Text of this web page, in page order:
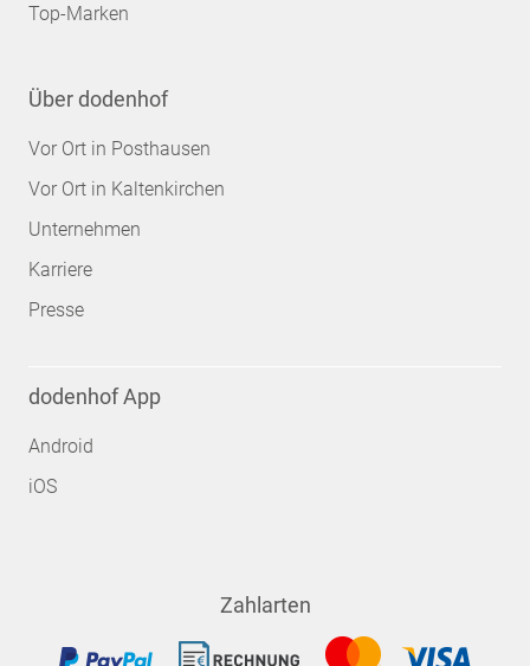
Top-Marken
Über dodenhof
Vor Ort in Posthausen
Vor Ort in Kaltenkirchen
Unternehmen
Karriere
Presse
dodenhof App
Android
iOS
Zahlarten